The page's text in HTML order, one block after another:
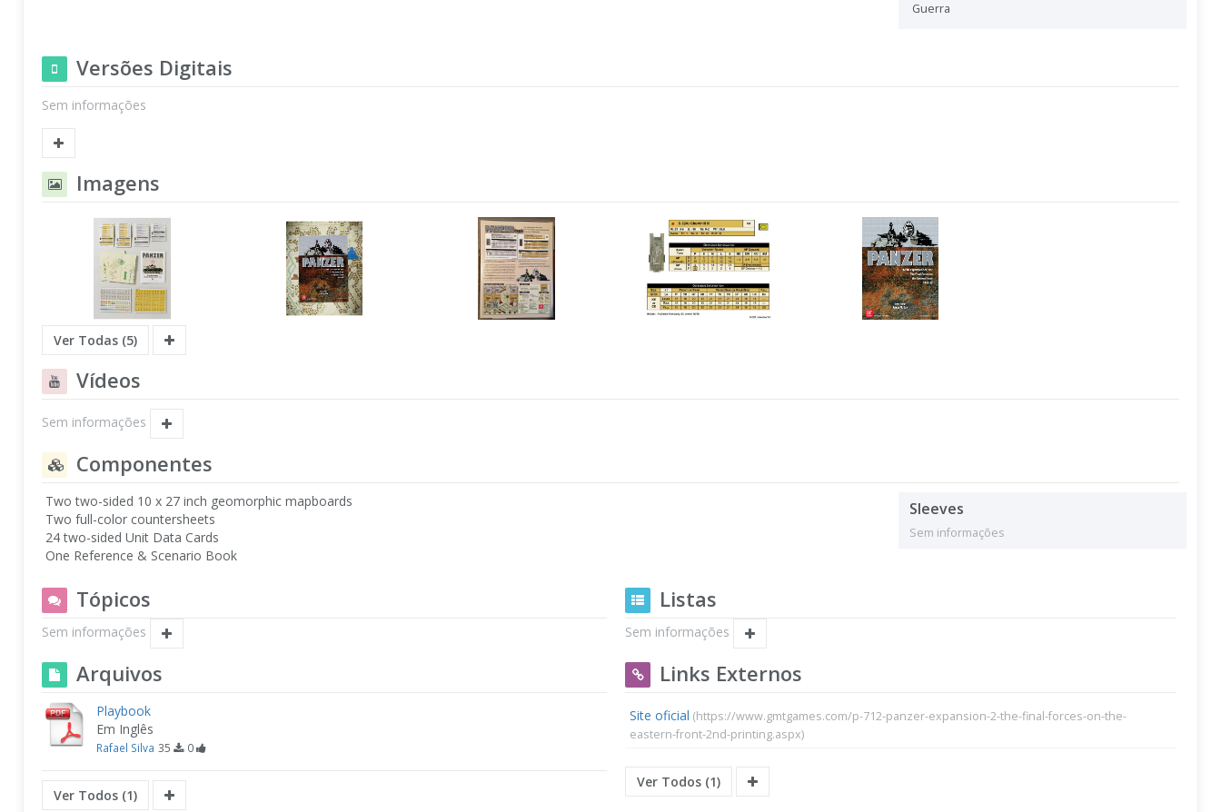
Guerra
Versões Digitais
Sem informações
Imagens
Ver Todas (5)
Vídeos
Sem informações
Componentes
Two two-sided 10 x 27 inch geomorphic mapboards
Two full-color countersheets
24 two-sided Unit Data Cards
One Reference & Scenario Book
Sleeves
Sem informações
Tópicos
Sem informações
Listas
Sem informações
Arquivos
Playbook
Em Inglês
Rafael Silva 35 0
Ver Todos (1)
Links Externos
Site oficial (https://www.gmtgames.com/p-712-panzer-expansion-2-the-final-forces-on-the-
eastern-front-2nd-printing.aspx)
Ver Todos (1)